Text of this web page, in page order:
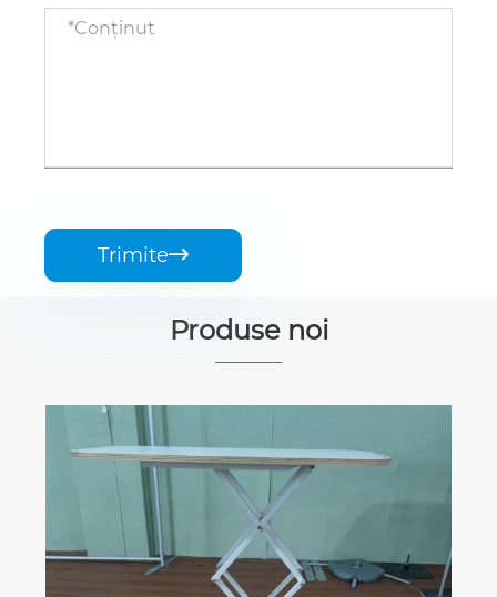
Trimite
Produse noi
Baza de apa 12L
Vezi mai mult >>